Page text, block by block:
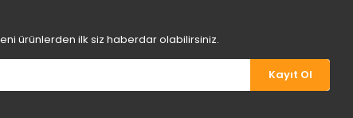
ürünlerden ilk siz haberdar olabilirsiniz.
Kayıt Ol